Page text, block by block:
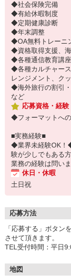
◆社会保険完備
◆有給休暇制度
◆定期健康診断
◆年末調整
◆OA無料トレーニ
◆資格取得支援、
◆各種通信教育講座
◆各種カルチャー
レンジメント、ク
◆海外旅行の割引・
など
応募資格・経験
◆フォーマットへの
■実務経験■
◆業界未経験OK！
験が少しでもある
業務の経験は問い
休日・休暇
土日祝
応募方法
「応募する」ボタン
させて頂きます。
TEL受付時間：平日
地図